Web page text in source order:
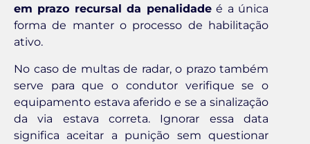
em prazo recursal da penalidadeé a única
forma de manter o processo de habilitação
ativo.
No caso de multas de radar, o prazo também
serve para que o condutor verifique se o
equipamento estava aferido e se a sinalização
da via estava correta. Ignorar essa data
significa aceitar a punição sem questionar